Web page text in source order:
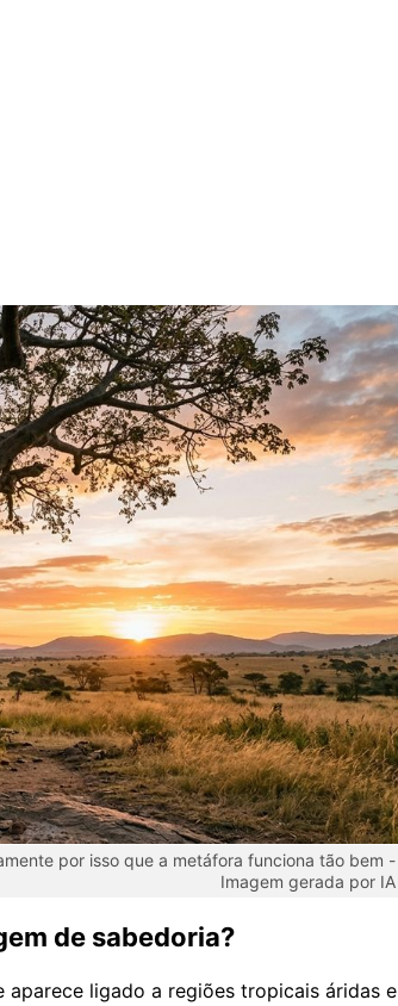
por isso que a metáfora funciona tão bem -
Imagem gerada por IA
de sabedoria?
aparece ligado a regiões tropicais áridas e